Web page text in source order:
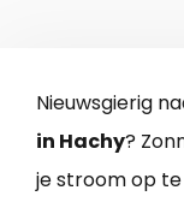
Nieuwsgierig
in Hachy?
je stroom op